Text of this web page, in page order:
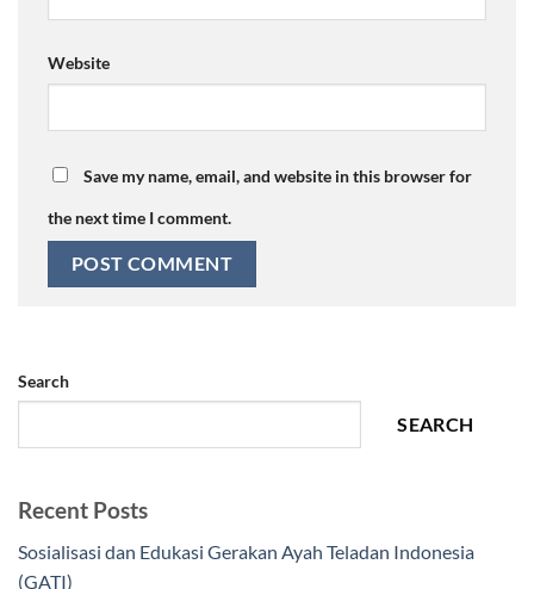
Website
Save my name, email, and website in this browser for
the next time I comment.
Search
SEARCH
Recent Posts
Sosialisasi dan Edukasi Gerakan Ayah Teladan Indonesia
(GATI)